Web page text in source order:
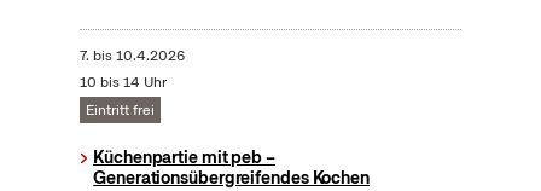
7. bis10.4.2026
10 bis 14 Uhr
Eintritt frei
Küchenpartie mit peb –
Generationsübergreifendes Kochen